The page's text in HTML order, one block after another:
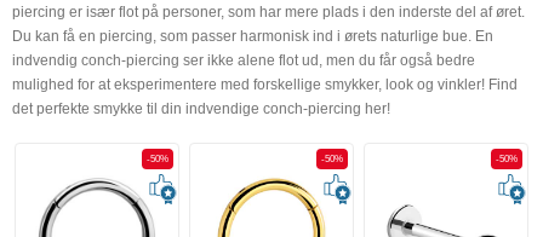
piercing er især flot på personer, som har mere plads i den inderste del af øret.
Du kan få en piercing, som passer harmonisk ind i ørets naturlige bue. En
indvendig conch-piercing ser ikke alene flot ud, men du får også bedre
mulighed for at eksperimentere med forskellige smykker, look og vinkler! Find
det perfekte smykke til din indvendige conch-piercing her!
-50% -50% -50%